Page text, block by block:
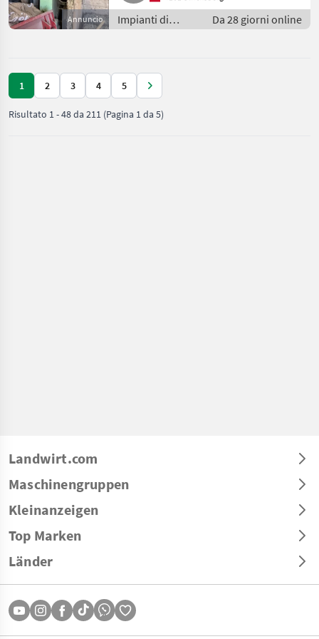
Annuncio
Impianti di
movimentazione
Da 28 giorni online
1 2 3 4 5
Risultato 1-48da 211 (Pagina 1 da 5)
Landwirt.com
Maschinengruppen
Kleinanzeigen
Top Marken
Länder